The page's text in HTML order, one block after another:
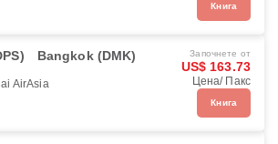
Книга
Bangkok (DMK)
AirAsia
Започнете от
US$ 163.73
Цена/ Пакс
Книга